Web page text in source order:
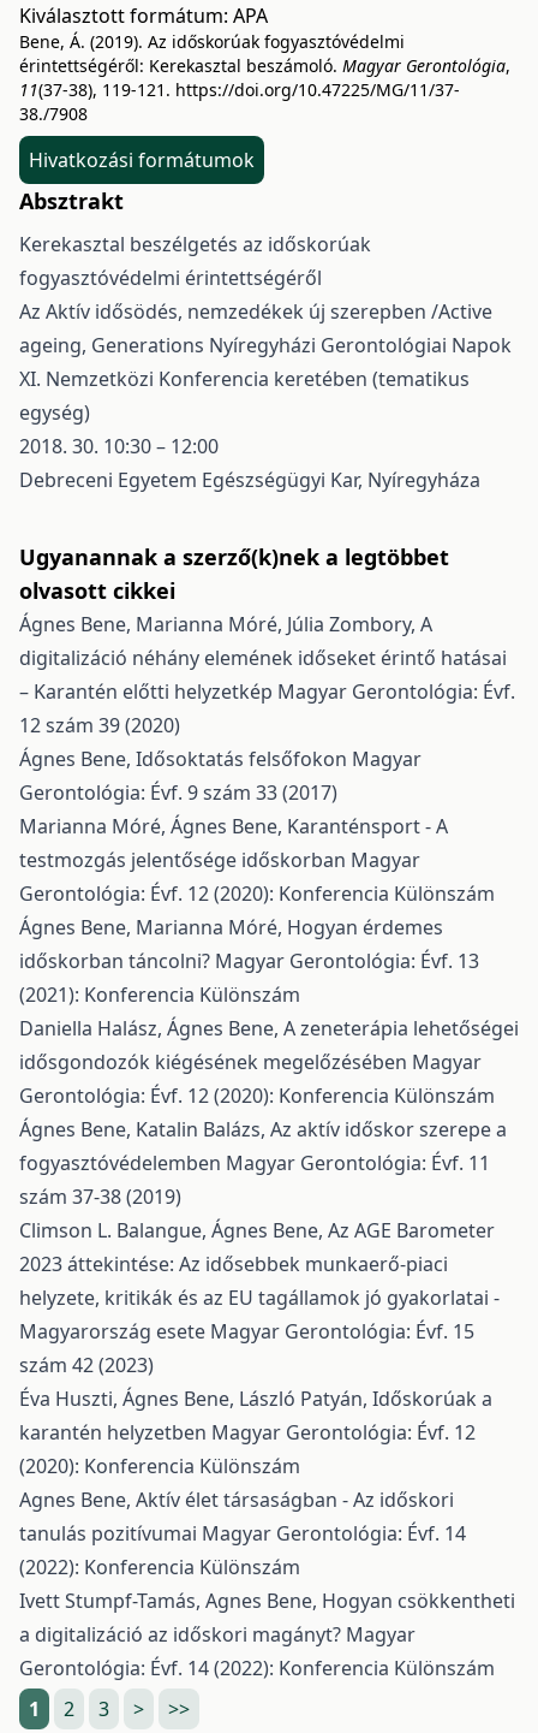
Kiválasztott formátum: APA
Bene, Á. (2019). Az időskorúak fogyasztóvédelmi
érintettségéről: Kerekasztal beszámoló. Magyar Gerontológia,
11(37-38), 119-121. https://doi.org/10.47225/MG/11/37-
38./7908
Hivatkozási formátumok
Absztrakt
Kerekasztal beszélgetés az időskorúak
fogyasztóvédelmi érintettségéről
Az Aktív idősödés, nemzedékek új szerepben /Active
ageing, Generations Nyíregyházi Gerontológiai Napok
XI. Nemzetközi Konferencia keretében (tematikus
egység)
2018. 30. 10:30 – 12:00
Debreceni Egyetem Egészségügyi Kar, Nyíregyháza
Ugyanannak a szerző(k)nek a legtöbbet
olvasott cikkei
Ágnes Bene, Marianna Móré, Júlia Zombory, A
digitalizáció néhány elemének időseket érintő hatásai
– Karantén előtti helyzetkép Magyar Gerontológia: Évf.
12 szám 39 (2020)
Ágnes Bene, Idősoktatás felsőfokon Magyar
Gerontológia: Évf. 9 szám 33 (2017)
Marianna Móré, Ágnes Bene, Karanténsport - A
testmozgás jelentősége időskorban Magyar
Gerontológia: Évf. 12 (2020): Konferencia Különszám
Ágnes Bene, Marianna Móré, Hogyan érdemes
időskorban táncolni? Magyar Gerontológia: Évf. 13
(2021): Konferencia Különszám
Daniella Halász, Ágnes Bene, A zeneterápia lehetőségei
idősgondozók kiégésének megelőzésében Magyar
Gerontológia: Évf. 12 (2020): Konferencia Különszám
Ágnes Bene, Katalin Balázs, Az aktív időskor szerepe a
fogyasztóvédelemben Magyar Gerontológia: Évf. 11
szám 37-38 (2019)
Climson L. Balangue, Ágnes Bene, Az AGE Barometer
2023 áttekintése: Az idősebbek munkaerő-piaci
helyzete, kritikák és az EU tagállamok jó gyakorlatai -
Magyarország esete Magyar Gerontológia: Évf. 15
szám 42 (2023)
Éva Huszti, Ágnes Bene, László Patyán, Időskorúak a
karantén helyzetben Magyar Gerontológia: Évf. 12
(2020): Konferencia Különszám
Agnes Bene, Aktív élet társaságban - Az időskori
tanulás pozitívumai Magyar Gerontológia: Évf. 14
(2022): Konferencia Különszám
Ivett Stumpf-Tamás, Agnes Bene, Hogyan csökkentheti
a digitalizáció az időskori magányt? Magyar
Gerontológia: Évf. 14 (2022): Konferencia Különszám
1
2 3 > >>